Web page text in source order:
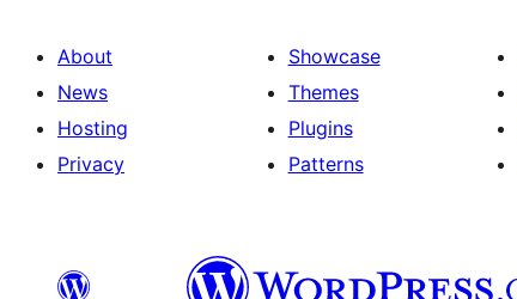
About
News
Hosting
Privacy
Showcase
Themes
Plugins
Patterns